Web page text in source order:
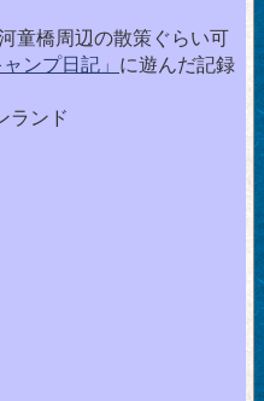
童橋周辺の散策ぐらい可
ンプ日記」 に遊んだ記録
ランド